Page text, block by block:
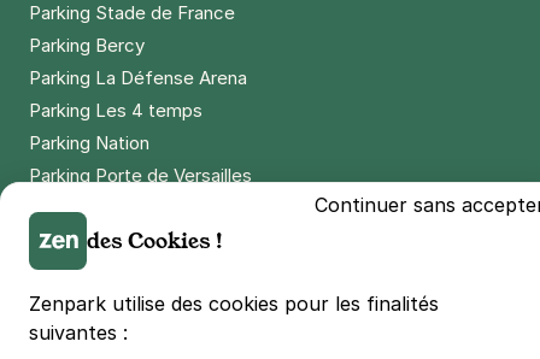
Parking Stade de France
Parking Bercy
Parking La Défense Arena
Parking Les 4 temps
Parking Nation
Parking Porte de Versailles
Parking Lille Grand Palais
Parking Euralille
Parking Casino Barrière Lille
Continuer sans
des Cookies !
Zenpark utilise des cookies pour les finalités
suivantes :